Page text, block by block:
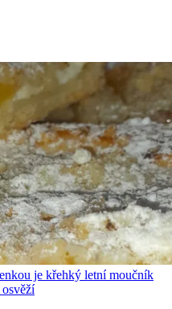
je křehký letní moučník